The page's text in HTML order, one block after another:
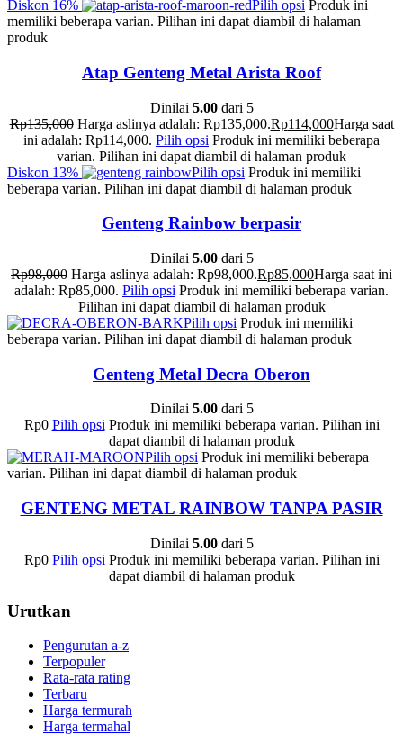
Diskon 16% Pilih opsi Produk ini
memiliki beberapa varian. Pilihan ini dapat diambil di halaman
produk
Atap Genteng Metal Arista Roof
Dinilai 5.00dari 5
Rp135,000 Harga aslinya adalah: Rp135,000.Rp114,000Harga saat
ini adalah: Rp114,000. Pilih opsi Produk ini memiliki beberapa
varian. Pilihan ini dapat diambil di halaman produk
Diskon 13% Pilih opsi Produk ini memiliki
beberapa varian. Pilihan ini dapat diambil di halaman produk
Genteng Rainbow berpasir
Dinilai 5.00dari 5
Rp98,000 Harga aslinya adalah: Rp98,000.Rp85,000Harga saat ini
adalah: Rp85,000. Pilih opsi Produk ini memiliki beberapa varian.
Pilihan ini dapat diambil di halaman produk
Pilih opsi Produk ini memiliki
beberapa varian. Pilihan ini dapat diambil di halaman produk
Genteng Metal Decra Oberon
Dinilai 5.00dari 5
Rp0 Pilih opsi Produk ini memiliki beberapa varian. Pilihan ini
dapat diambil di halaman produk
Pilih opsi Produk ini memiliki beberapa
varian. Pilihan ini dapat diambil di halaman produk
GENTENG METAL RAINBOW TANPA PASIR
Dinilai 5.00dari 5
Rp0 Pilih opsi Produk ini memiliki beberapa varian. Pilihan ini
dapat diambil di halaman produk
Urutkan
Pengurutan a-z
Terpopuler
Rata-rata rating
Terbaru
Harga termurah
Harga termahal